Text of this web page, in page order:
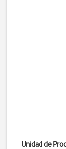
Unidad de